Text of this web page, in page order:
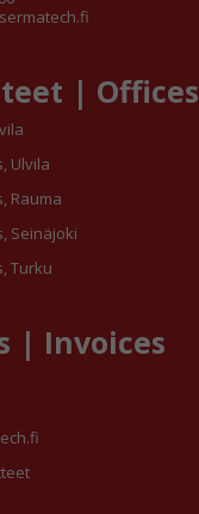
| Offices
Ulvila
Rauma
Seinäjoki
Turku
| Invoices